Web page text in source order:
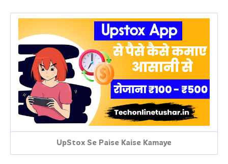
UpStox Se Paise Kaise Kamaye